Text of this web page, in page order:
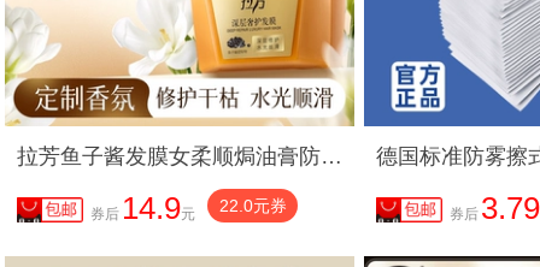
拉芳鱼子酱发膜女柔顺焗油膏防断发烫染修护毛躁护发素官方正品
券后 14.9元 22.0元券 券后 3.79